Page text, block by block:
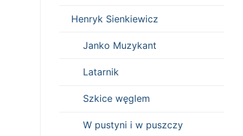
Henryk Sienkiewicz
Janko Muzykant
Latarnik
Szkice węglem
W pustyni i w puszczy